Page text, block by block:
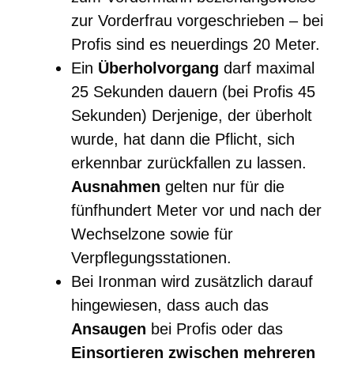
zur Vorderfrau vorgeschrieben – bei
Profis sind es neuerdings 20 Meter.
Ein Überholvorgang darf maximal
25 Sekunden dauern (bei Profis 45
Sekunden) Derjenige, der überholt
wurde, hat dann die Pflicht, sich
erkennbar zurückfallen zu lassen.
Ausnahmen gelten nur für die
fünfhundert Meter vor und nach der
Wechselzone sowie für
Verpflegungsstationen.
Bei Ironman wird zusätzlich darauf
hingewiesen, dass auch das
Ansaugen bei Profis oder das
Einsortieren zwischen mehreren